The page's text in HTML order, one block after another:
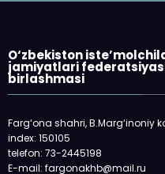
O‘zbekiston
jamiyatlari
birlashmasi
Farg‘ona shahri, B.Marg‘inoniy
index: 150105
telefon: 73-2445198
E-mail: fargonakhb@mail.ru